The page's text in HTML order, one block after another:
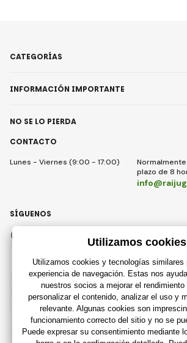
CONTACTO
Lunes - Viernes (9:00 - 17:00)
plazo de 8
CATEGORÍAS
INFORMACIÓN IMPORTANTE
NO SE LO PIERDA
Spain
SÍGUENOS
Instagram